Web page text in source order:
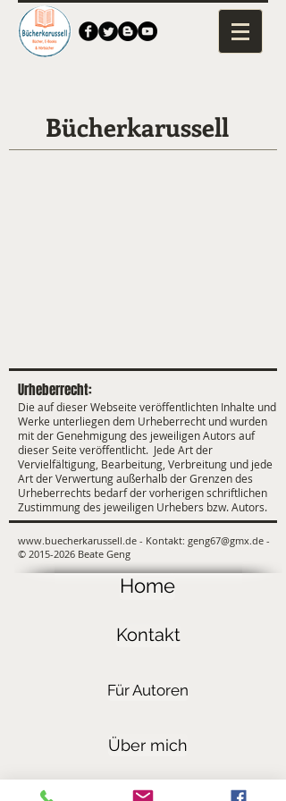
Bücherkarussell
Urheberrecht:
Die auf dieser Webseite veröffentlichten Inhalte und
Werke unterliegen dem Urheberrecht und wurden
mit der Genehmigung des jeweiligen Autors auf
dieser Seite veröffentlicht. Jede Art der
Vervielfältigung, Bearbeitung, Verbreitung und jede
Art der Verwertung außerhalb der Grenzen des
Urheberrechts bedarf der vorherigen schriftlichen
Zustimmung des jeweiligen Urhebers bzw. Autors.
www.buecherkarussell.de - Kontakt: geng67@gmx.de -
© 2015-2026 Beate Geng
Home
Kontakt
Für Autoren
Über mich
Meine Homepage